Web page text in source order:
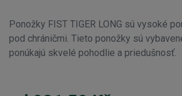
Ponožky FIST TIGER LONG sú vysoké
pod chráničmi. Tieto ponožky sú
ponúkajú skvelé pohodlie a priedušnosť.